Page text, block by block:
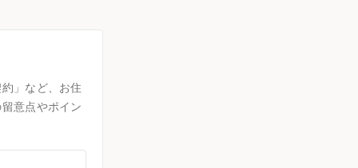
」など、お住
意点やポイン